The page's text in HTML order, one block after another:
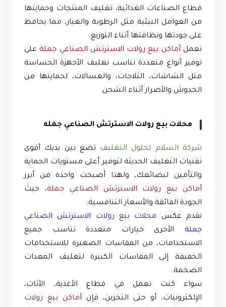
قطاع الصناعات الغذائية، تغليف المنتجات وحمايتها
من العوامل البيئية مثل الرطوبة والغبار، مما يحافظ
على جودتها ونظافتها أثناء التوزيع.
تعمل أماكن بيع رولات الاسترتش الصناعي جملة على
توفير أنواع متعددة تناسب تغليف الأجهزة الحساسة
مثل الشاشات، الثلاجات، والغسالات، لحمايتها من
الخدوش والأضرار أثناء الشحن.
محلات بيع رولات الاسترتش الصناعي جمله
شركة السلام لحلول التغليف
تضع بين يديك أقوى
تقنيات التغليف الحديثة لتوفير أعلى مستويات الحماية
والتأمين لبضائعك، ولهذا أصبحت واحدة من أبرز
أماكن بيع رولات الاسترتش الصناعي جملة، حيث
الجودة الفائقة والأسعار التنافسية:
نقدم عكس محلات بيع رولات الاسترتش الصناعي
جملة الأخرى خيارات متعددة تناسب جميع
الاستخدامات، من المقاسات الصغيرة للاستخدامات
الخفيفة إلى المقاسات الكبيرة لتغليف المعدات
الضخمة.
سواء كنت تعمل في قطاع الأغذية، الأثاث،
الإلكترونيات، أو حتى التخزين، فإن أماكن بيع رولات